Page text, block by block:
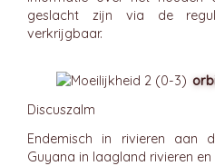
geslacht zijn via de
verkrijgbaar.
Discuszalm
Endemisch in rivieren aan
Guyana in laagland rivieren